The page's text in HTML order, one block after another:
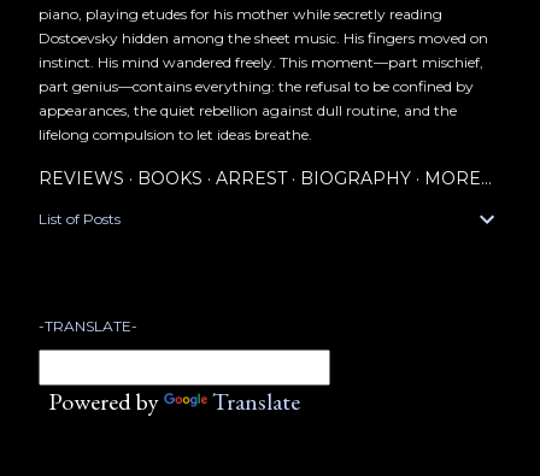
piano, playing etudes for his mother while secretly reading
Dostoevsky hidden among the sheet music. His fingers moved on
instinct. His mind wandered freely. This moment—part mischief,
part genius—contains everything: the refusal to be confined by
appearances, the quiet rebellion against dull routine, and the
lifelong compulsion to let ideas breathe.
REVIEWS BOOKS ARREST BIOGRAPHY MORE…
List of Posts
-TRANSLATE-
Powered by Translate